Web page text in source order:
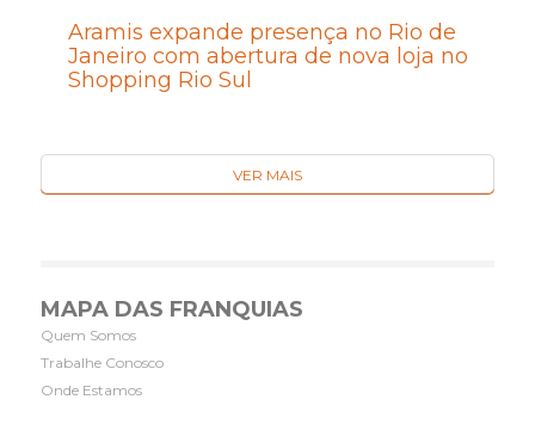
Aramis expande presença no Rio de
Janeiro com abertura de nova loja no
Shopping Rio Sul
VER MAIS
MAPA DAS FRANQUIAS
Quem Somos
Trabalhe Conosco
Onde Estamos